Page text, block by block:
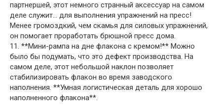
партнершей, этот немного странный аксессуар на самом
деле служит… для выполнения упражнений на пресс!
Менее громоздкий, чем скамья для силовых упражнений,
он помогает проработать брюшной пресс дома.
11. **Мини-рампа на дне флакона с кремом!** Можно
было бы подумать, что это дефект производства. На
самом деле, этот небольшой наклон позволяет
стабилизировать флакон во время заводского
наполнения. **Умная логистическая деталь для хорошо
наполненного флакона**.